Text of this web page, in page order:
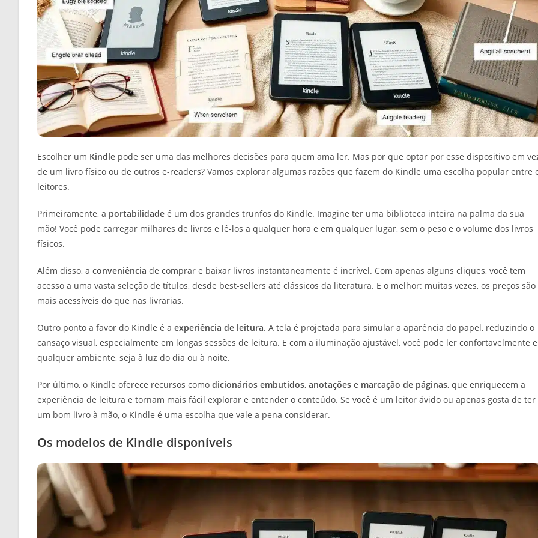
Escolher um Kindle pode ser uma das melhores decisões para quem ama ler. Mas por que optar por esse dispositivo em
de um livro físico ou de outros e-readers? Vamos explorar algumas razões que fazem do Kindle uma escolha popular entre
leitores.
Primeiramente, a portabilidade é um dos grandes trunfos do Kindle. Imagine ter uma biblioteca inteira na palma da sua
mão! Você pode carregar milhares de livros e lê-los a qualquer hora e em qualquer lugar, sem o peso e o volume dos livros
físicos.
Além disso, a conveniência de comprar e baixar livros instantaneamente é incrível. Com apenas alguns cliques, você tem
acesso a uma vasta seleção de títulos, desde best-sellers até clássicos da literatura. E o melhor: muitas vezes, os preços são
mais acessíveis do que nas livrarias.
Outro ponto a favor do Kindle é a experiência de leitura. A tela é projetada para simular a aparência do papel, reduzindo o
cansaço visual, especialmente em longas sessões de leitura. E com a iluminação ajustável, você pode ler confortavelmente
qualquer ambiente, seja à luz do dia ou à noite.
Por último, o Kindle oferece recursos como dicionários embutidos, anotações e marcação de páginas, que enriquecem a
experiência de leitura e tornam mais fácil explorar e entender o conteúdo. Se você é um leitor ávido ou apenas gosta de ter
um bom livro à mão, o Kindle é uma escolha que vale a pena considerar.
Os modelos de Kindle disponíveis